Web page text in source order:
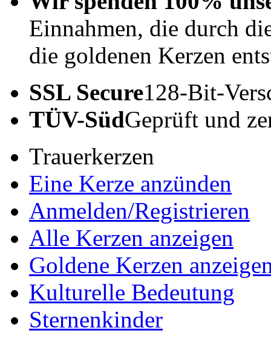
Einnahmen, die durch
die goldenen Kerzen
SSL Secure128-Bit-
TÜV-SüdGeprüft und
Trauerkerzen
Eine Kerze anzünden
Anmelden/Registrieren
Alle Kerzen anzeigen
Goldene Kerzen
Kulturelle Bedeutung
Sternenkinder